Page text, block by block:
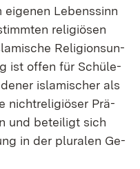
ei­ge­nen Le­bens­sinn
re­li­giö­sen
Re­li­gi­ons­un­
ist of­fen für Schü­le­
is­la­mi­scher als
nicht­re­li­giö­ser Prä­
und be­tei­ligt sich
in der plu­ra­len Ge­